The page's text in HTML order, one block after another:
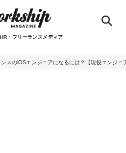
・フリーランスメディア
ンスのiOSエンジニアになるには？【現役エンジニ